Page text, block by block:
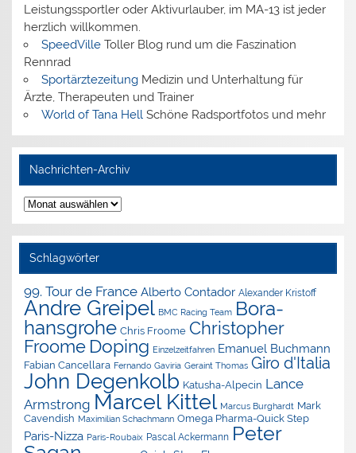
Leistungssportler oder Aktivurlauber, im MA-13 ist jeder
herzlich willkommen.
SpeedVilleToller Blog rund um die Faszination
Rennrad
SportärztezeitungMedizin und Unterhaltung für
Ärzte, Therapeuten und Trainer
World of Tana HellSchöne Radsportfotos und mehr
Nachrichten-Archiv
Nachrichten-
Archiv
Schlagwörter
99. Tour de France Alberto Contador Alexander Kristoff
Andre Greipel BMC Racing Team Bora-
hansgrohe Chris Froome Christopher
Froome Doping Einzelzeitfahren Emanuel Buchmann
Fabian Cancellara Fernando Gaviria Geraint Thomas Giro d'Italia
John Degenkolb Katusha-Alpecin Lance
Armstrong Marcel Kittel Marcus Burghardt Mark
Cavendish Maximilian Schachmann Omega Pharma-Quick Step
Paris-Nizza Paris-Roubaix Pascal Ackermann Peter